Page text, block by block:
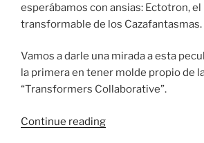
esperábamos con ansias: Ectotron, el
transformable de los Cazafantasmas.
Vamos a darle una mirada a esta
la primera en tener molde propio de
“Transformers Collaborative”.
Continue reading“Foto